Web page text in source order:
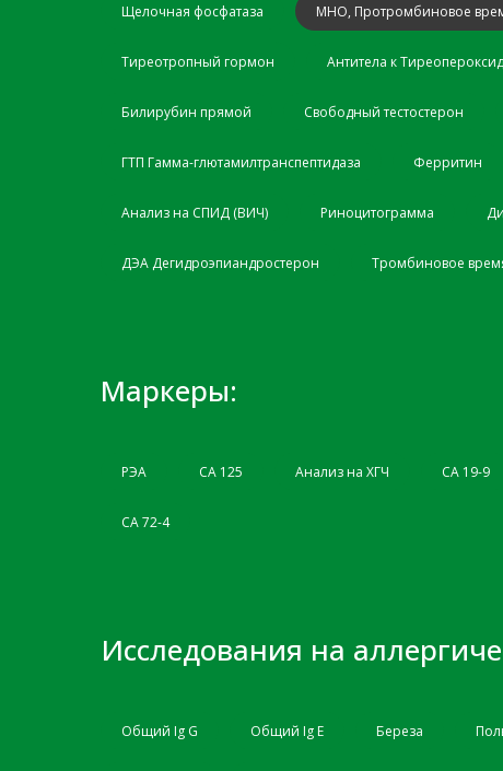
Щелочная фосфатаза МНО, Протромбиновое
Тиреотропный гормон Антитела к
Билирубин прямой Свободный тестостерон
ГТП Гамма-глютамилтранспептидаза Ферритин
Анализ на СПИД (ВИЧ) Риноцитограмма
ДЭА Дегидроэпиандростерон Тромбиновое
Маркеры:
РЭА СА 125 Анализ на ХГЧ CA 19-9
СА 72-4
Исследования на
Общий Ig G Общий Ig Е Береза